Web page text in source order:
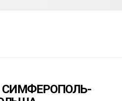
СИМФЕРОПОЛЬ-